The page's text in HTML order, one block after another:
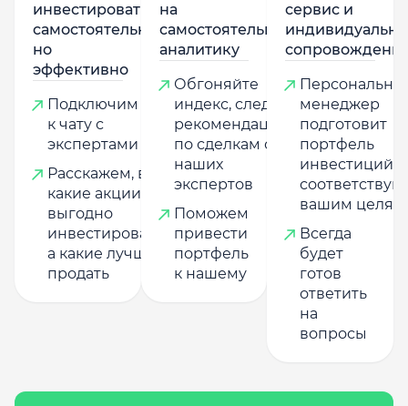
инвестировать
самостоятельно,
но
эффективно
Подключим
к чату с
экспертами
Расскажем, в
какие акции
выгодно
инвестировать,
а какие лучше
продать
на
самостоятельную
аналитику
Обгоняйте
индекс, следуя
рекомендациям
по сделкам от
наших
экспертов
Поможем
привести
портфель
к нашему
сервис и
менеджер
подготовит
портфель
инвестиций,
вашим целям
Всегда
будет
готов
ответить
на
вопросы